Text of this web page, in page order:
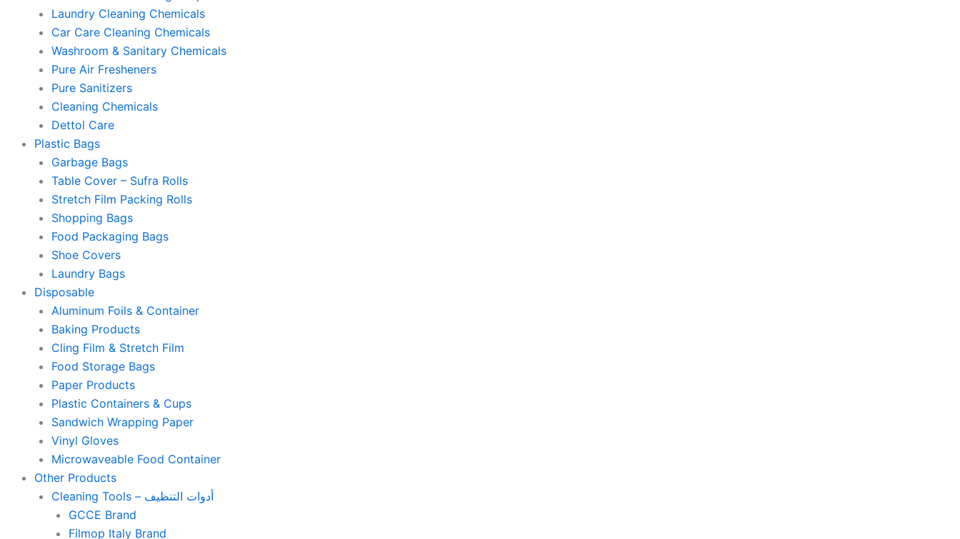
Laundry Cleaning Chemicals
Car Care Cleaning Chemicals
Washroom & Sanitary Chemicals
Pure Air Fresheners
Pure Sanitizers
Cleaning Chemicals
Dettol Care
Plastic Bags
Garbage Bags
Table Cover – Sufra Rolls
Stretch Film Packing Rolls
Shopping Bags
Food Packaging Bags
Shoe Covers
Laundry Bags
Disposable
Aluminum Foils & Container
Baking Products
Cling Film & Stretch Film
Food Storage Bags
Paper Products
Plastic Containers & Cups
Sandwich Wrapping Paper
Vinyl Gloves
Microwaveable Food Container
Other Products
Cleaning Tools – أدوات التنظيف
GCCE Brand
Filmop Italy Brand